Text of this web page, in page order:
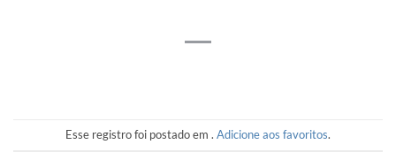
Esse registro foi postado em . Adicione aos favoritos.